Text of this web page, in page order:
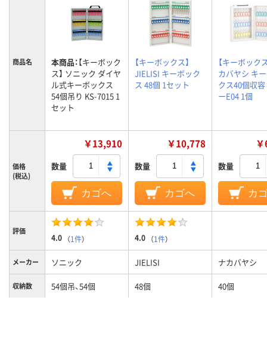
商品名 本商品：【キーボック
ス】 ソニック ダイヤ
ル式キーボックス
54個吊り KS-7015 1
セット
【キーボックス】
JIELISI キーボック
ス 48個 1セット
【キーボック
カバヤシ キ
クス40個収容
ーE04 1個
価格
(税込)
￥13,910
数量
カゴへ
￥10,778
数量
カゴへ
数量
カ
評価
4.0 （1件） 4.0 （1件）
メーカー ソニック JIELISI ナカバヤシ
収納数 54個吊、54個 48個 40個